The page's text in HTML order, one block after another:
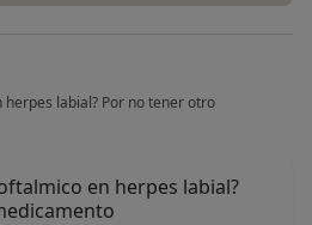
labial? Por no tener otro
en herpes labial?